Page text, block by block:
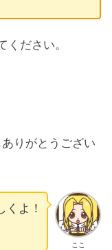
ください。
りがとうござい
ここ
よ！